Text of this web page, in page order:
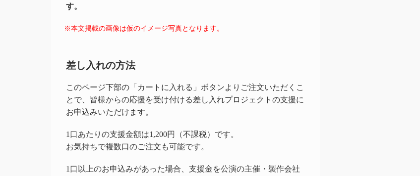
す。
※本文掲載の画像は仮のイメージ写真となります。
差し入れの方法
このページ下部の「カートに入れる」ボタンよりご注文いただくこ
とで、皆様からの応援を受け付ける差し入れプロジェクトの支援に
お申込みいただけます。
1口あたりの支援金額は1,200円（不課税）です。
お気持ちで複数口のご注文も可能です。
1口以上のお申込みがあった場合、支援金を公演の主催・製作会社